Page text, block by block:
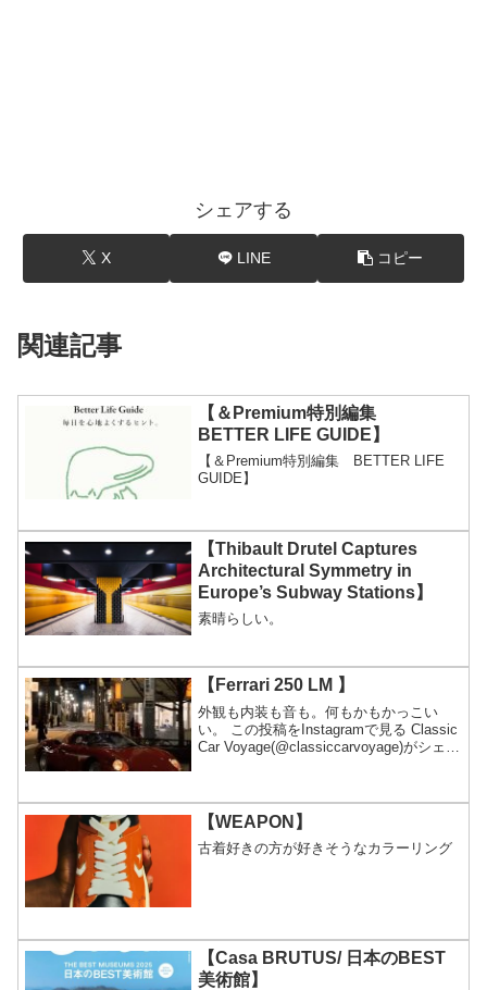
シェアする
X LINE コピー
関連記事
【＆Premium特別編集
BETTER LIFE GUIDE】
【＆Premium特別編集 BETTER LIFE
GUIDE】
【Thibault Drutel Captures
Architectural Symmetry in
Europe’s Subway Stations】
素晴らしい。
【Ferrari 250 LM 】
外観も内装も音も。何もかもかっこい
い。 この投稿をInstagramで見る Classic
Car Voyage(@classiccarvoyage)がシェア
【WEAPON】
古着好きの方が好きそうなカラーリング
【Casa BRUTUS/ 日本のBEST
美術館】